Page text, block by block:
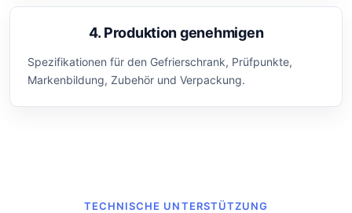
4. Produktion genehmigen
Spezifikationen für den Gefrierschrank, Prüfpunkte,
Markenbildung, Zubehör und Verpackung.
TECHNISCHE UNTERSTÜTZUNG